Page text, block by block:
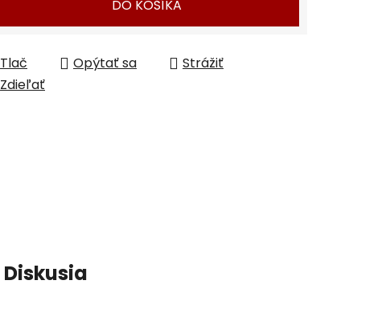
DO KOŠÍKA
Tlač Opýtať sa
Strážiť
Zdieľať
Diskusia